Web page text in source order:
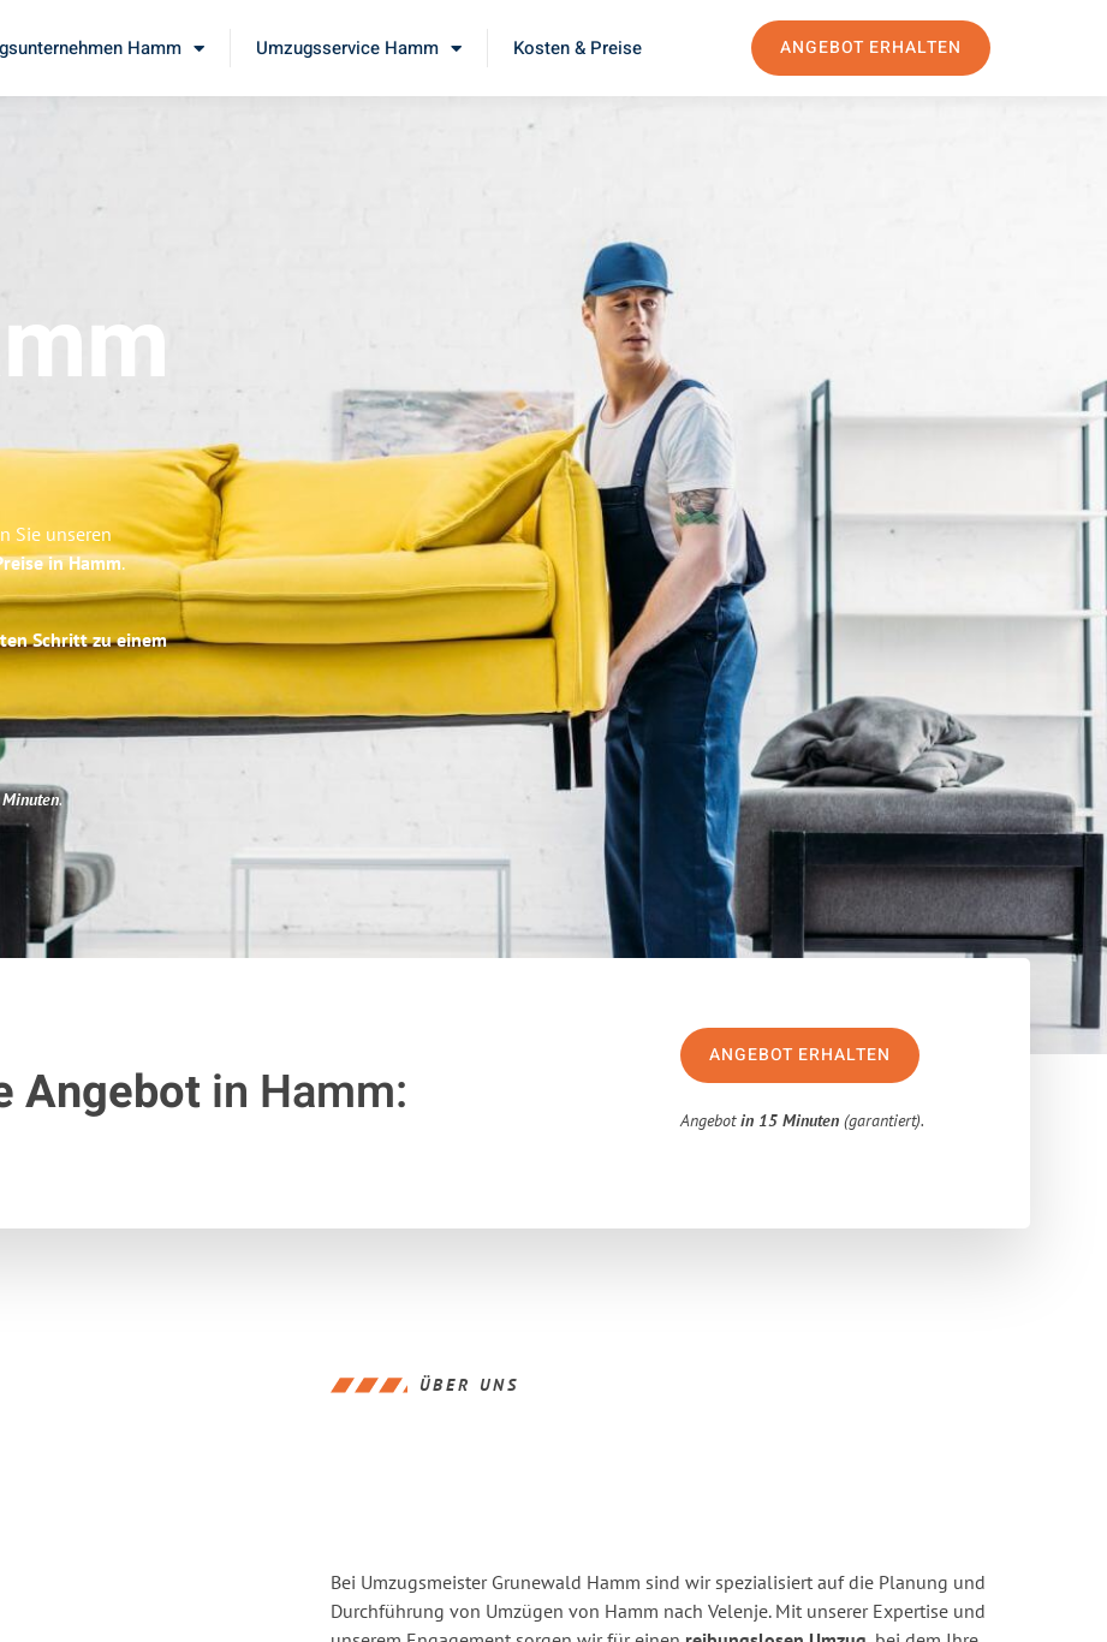
Hamm Umzugsservice Hamm Kosten & Preise ANGEBOT ERHALTEN
Sie unseren
in Hamm.
Schritt zu einem
.
Angebotin Hamm:
ANGEBOT ERHALTEN
Angebotin 15 Minuten (garantiert).
ÜBER UNS
Bei Umzugsmeister Grunewald Hamm sind wir spezialisiert auf die Planung und
Durchführung von Umzügen von Hamm nach Velenje. Mit unserer Expertise und